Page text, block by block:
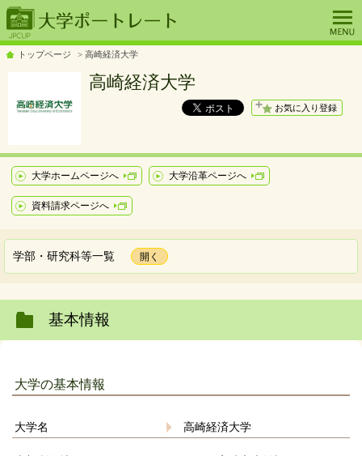
トップページ 高崎経済大学
高崎経済大学
お気に入り登録
大学ホームページへ 大学沿革ページへ
資料請求ページへ
学部・研究科等一覧
基本情報
大学の基本情報
大学名 高崎経済大学